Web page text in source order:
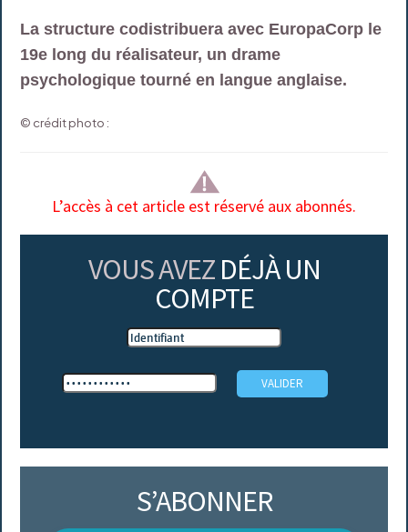
La structure codistribuera avec EuropaCorp le
19e long du réalisateur, un drame
psychologique tourné en langue anglaise.
© crédit photo :
L’accès à cet article est réservé aux abonnés.
VOUS AVEZ DÉJÀ UN
COMPTE
S’ABONNER